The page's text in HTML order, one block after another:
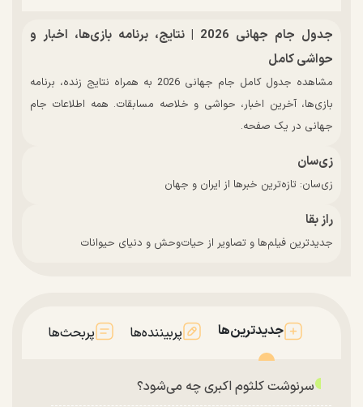
جدول جام جهانی 2026 | نتایج، برنامه بازی‌ها، اخبار و
حواشی کامل
مشاهده جدول کامل جام جهانی 2026 به همراه نتایج زنده، برنامه
بازی‌ها، آخرین اخبار، حواشی و خلاصه مسابقات. همه اطلاعات جام
جهانی در یک صفحه.
زی‌سان
زی‌سان: تازه‌ترین خبرها از ایران و جهان
راز بقا
جدیدترین فیلم‌ها و تصاویر از حیات‌وحش و دنیای حیوانات
جدیدترین‌ها پربیننده‌ها پربحث‌ها
سرنوشت کلثوم اکبری چه می‌شود؟